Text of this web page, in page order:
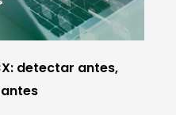
detectar antes,